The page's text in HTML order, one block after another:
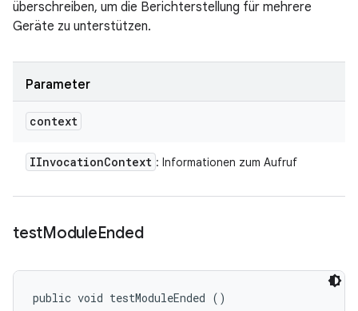
überschreiben, um die Berichterstellung für mehrere
Geräte zu unterstützen.
Parameter
context
IInvocationContext : Informationen zum Aufruf
testModuleEnded
public void testModuleEnded ()